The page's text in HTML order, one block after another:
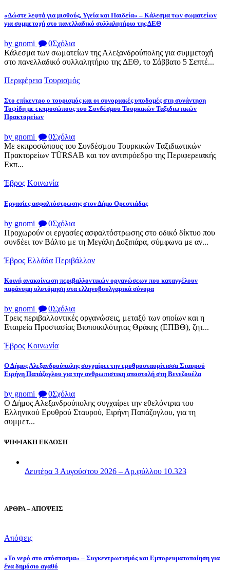
«Δώστε λεφτά για μισθούς, Υγεία και Παιδεία» – Κάλεσμα των σωματείων
για συμμετοχή στο πανελλαδικό συλλαλητήριο της ΔΕΘ
by gnomi 0Σχόλια
Κάλεσμα των σωματείων της Αλεξανδρούπολης για συμμετοχή
στο πανελλαδικό συλλαλητήριο της ΔΕΘ, το Σάββατο 5 Σεπτέ...
Περιφέρεια Τουρισμός
Στο επίκεντρο ο τουρισμός και οι συνοριακές υποδομές στη συνάντηση
Τοψίδη με εκπροσώπους του Συνδέσμου Τουρκικών Ταξιδιωτικών
Πρακτορείων
by gnomi 0Σχόλια
Με εκπροσώπους του Συνδέσμου Τουρκικών Ταξιδιωτικών
Πρακτορείων TÜRSAB και τον αντιπρόεδρο της Περιφερειακής
Εκπ...
Έβρος Κοινωνία
Εργασίες ασφαλτόστρωσης στον Δήμο Ορεστιάδας
by gnomi 0Σχόλια
Προχωρούν οι εργασίες ασφαλτόστρωσης στο οδικό δίκτυο που
συνδέει τον Βάλτο με τη Μεγάλη Δοξιπάρα, σύμφωνα με αν...
Έβρος Ελλάδα Περιβάλλον
Κοινή ανακοίνωση περιβαλλοντικών οργανώσεων που καταγγέλουν
παράνομη υλοτόμηση στα ελληνοβουλγαρικά σύνορα
by gnomi 0Σχόλια
Τρεις περιβαλλοντικές οργανώσεις, μεταξύ των οποίων και η
Εταιρεία Προστασίας Βιοποικιλότητας Θράκης (ΕΠΒΘ), ζητ...
Έβρος Κοινωνία
Ο Δήμος Αλεξανδρούπολης συγχαίρει την ερυθροσταυρίτισσα Σταυρού
Ειρήνη Παπάζογλου για την ανθρωπιστικη αποστολή στη Βενεζουέλα
by gnomi 0Σχόλια
Ο Δήμος Αλεξανδρούπολης συγχαίρει την εθελόντρια του
Ελληνικού Ερυθρού Σταυρού, Ειρήνη Παπάζογλου, για τη
συμμετ...
ΨΗΦΙΑΚΗ ΕΚΔΟΣΗ
Δευτέρα 3 Αυγούστου 2026 – Αρ.φύλλου 10.323
ΑΡΘΡΑ – ΑΠΟΨΕΙΣ
Απόψεις
«Το νερό στο απόσπασμα» – Συγκεντρωτισμός και Εμπορευματοποίηση για
ένα δημόσιο αγαθό